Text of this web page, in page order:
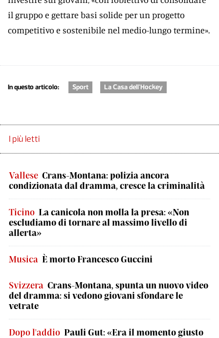
il gruppo e gettare basi solide per un progetto
competitivo e sostenibile nel medio-lungo termine».
In questo articolo: Sport La Casa dell'Hockey
I più letti
Vallese Crans-Montana: polizia ancora
condizionata dal dramma, cresce la criminalità
Ticino La canicola non molla la presa: «Non
escludiamo di tornare al massimo livello di
allerta»
Musica È morto Francesco Guccini
Svizzera Crans-Montana, spunta un nuovo video
del dramma: si vedono giovani sfondare le
vetrate
Dopo l'addio Pauli Gut: «Era il momento giusto